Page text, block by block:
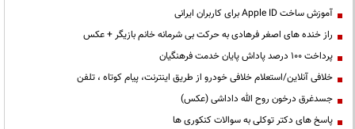
آموزش ساخت Apple ID برای کاربران ایرانی
راز خنده های اصغر فرهادی به حرکت بی شرمانه خانم بازیگر + عکس
پرداخت ۱۰۰ درصد پاداش پایان خدمت فرهنگیان
خلافی آنلاین/استعلام خلافی خودرو از طریق اینترنت، پیام کوتاه ، تلفن
جسدغرق درخون روح الله داداشی (عکس)
پاسخ های دکتر توکلی به سوالات کنکوری ها